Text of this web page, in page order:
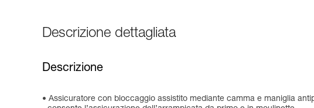
Descrizione dettagliata
Descrizione
Assicuratore con bloccaggio assistito mediante camma e maniglia